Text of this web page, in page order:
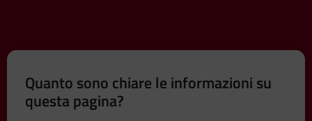
Quanto sono chiare le informazioni su
questa pagina?